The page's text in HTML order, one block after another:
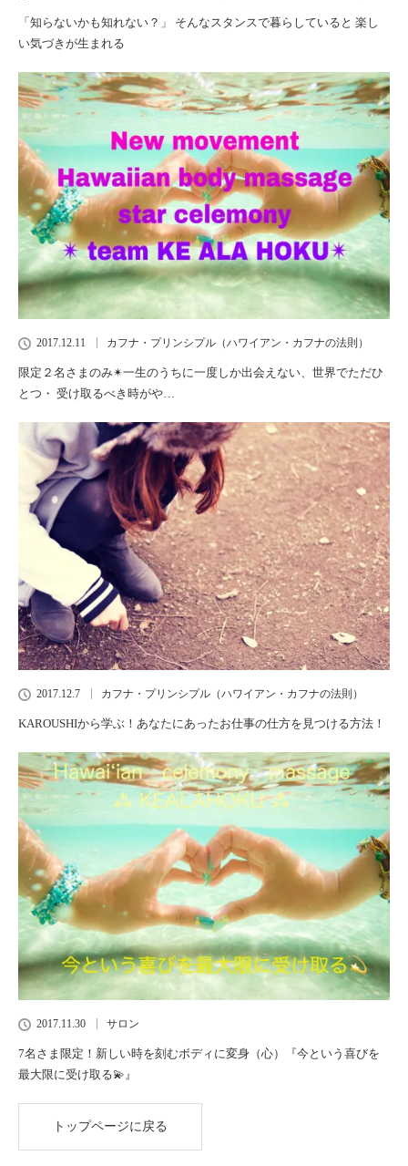
「知らないかも知れない？」 そんなスタンスで暮らしていると 楽し
い気づきが生まれる
2017.12.11 カフナ・プリンシプル（ハワイアン・カフナの法則）
限定２名さまのみ✴︎一生のうちに一度しか出会えない、世界でただひ
とつ・ 受け取るべき時がや…
2017.12.7 カフナ・プリンシプル（ハワイアン・カフナの法則）
KAROUSHIから学ぶ！あなたにあったお仕事の仕方を見つける方法！
2017.11.30 サロン
7名さま限定！新しい時を刻むボディに変身（心）『今という喜びを
最大限に受け取る💫』
トップページに戻る